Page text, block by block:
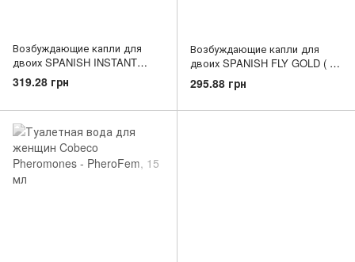
Возбуждающие капли для
двоих SPANISH INSTANT
PLEASURE ( 15 ml )
319.28 грн
Возбуждающие капли для
двоих SPANISH FLY GOLD ( 15
ml )
295.88 грн